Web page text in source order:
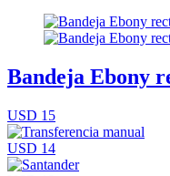
Bandeja Ebony
USD 15
USD 14